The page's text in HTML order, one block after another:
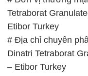
Tetraborat
Etibor Turkey
# Địa chỉ chuyên
Dinatri Tetraborat
– Etibor Turkey